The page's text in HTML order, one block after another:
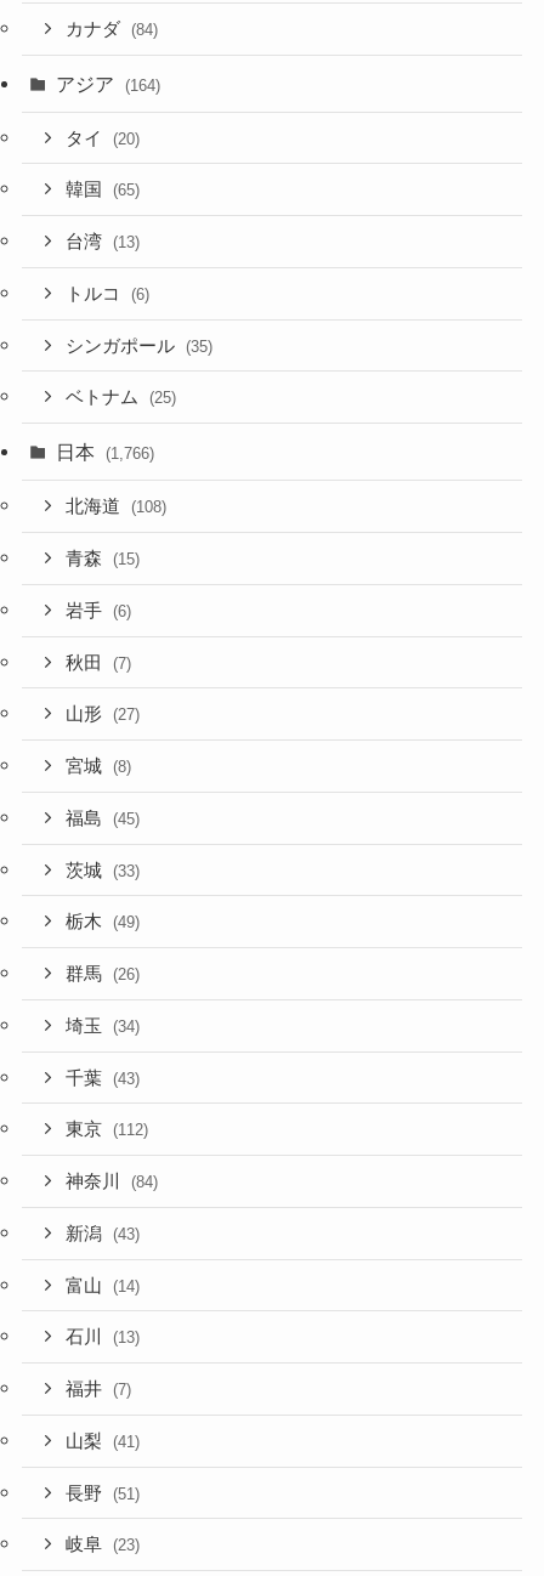
カナダ (84)
アジア (164)
タイ (20)
韓国 (65)
台湾 (13)
トルコ (6)
シンガポール (35)
ベトナム (25)
日本 (1,766)
北海道 (108)
青森 (15)
岩手 (6)
秋田 (7)
山形 (27)
宮城 (8)
福島 (45)
茨城 (33)
栃木 (49)
群馬 (26)
埼玉 (34)
千葉 (43)
東京 (112)
神奈川 (84)
新潟 (43)
富山 (14)
石川 (13)
福井 (7)
山梨 (41)
長野 (51)
岐阜 (23)